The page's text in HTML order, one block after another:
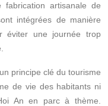
artisanale de
intégrées de manière
éviter une journée trop
principe clé du tourisme
de vie des habitants ni
An en parc à thème.